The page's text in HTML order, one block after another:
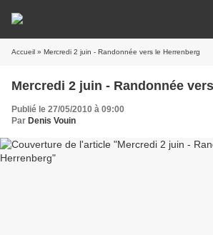
Accueil » Mercredi 2 juin - Randonnée vers le Herrenberg
Mercredi 2 juin - Randonnée
Publié le 27/05/2010 à 09:00
Par Denis Vouin